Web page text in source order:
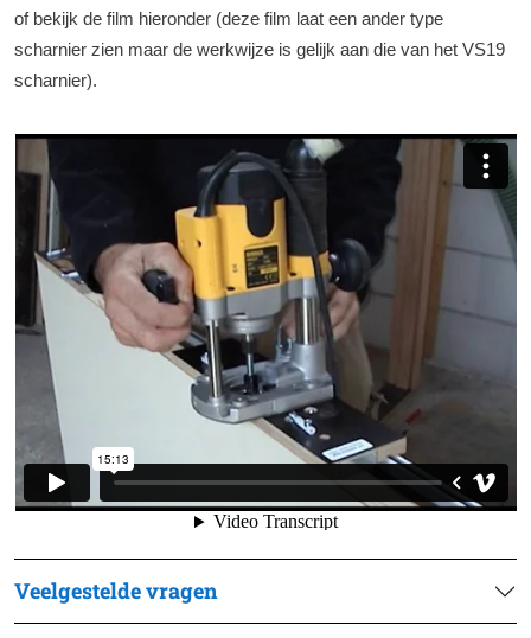
of bekijk de film hieronder (deze film laat een ander type
scharnier zien maar de werkwijze is gelijk aan die van het VS19
scharnier).
Veelgestelde vragen